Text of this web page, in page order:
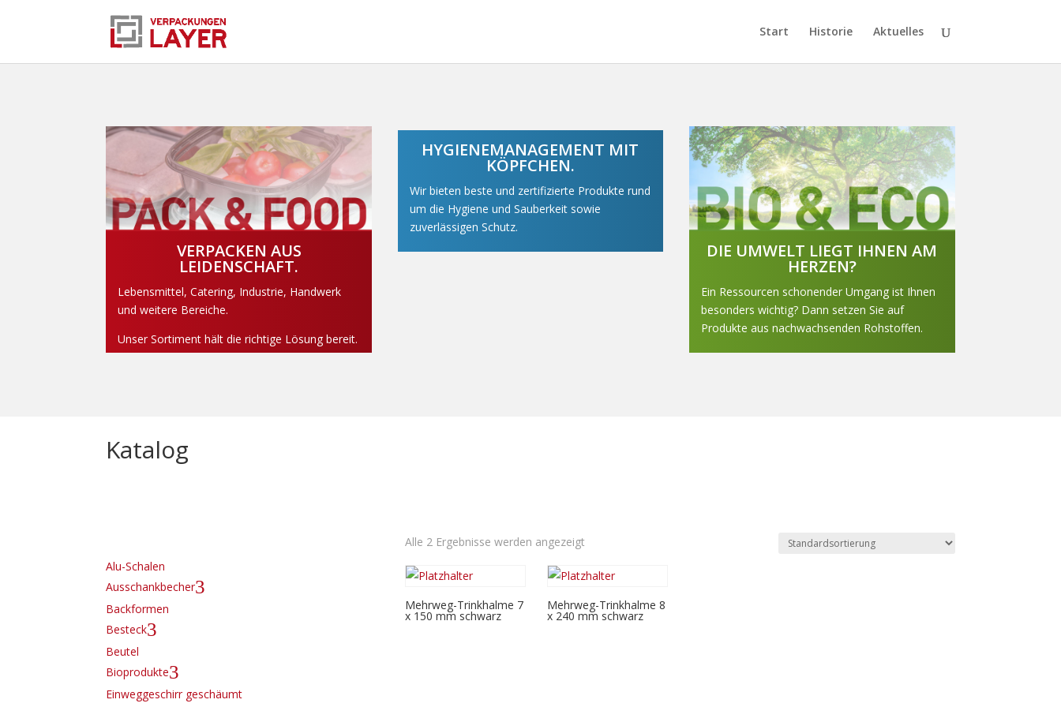
Start Historie Aktuelles
VERPACKEN AUS
LEIDENSCHAFT.
Lebensmittel, Catering, Industrie, Handwerk
und weitere Bereiche.
Unser Sortiment hält die richtige Lösung bereit.
HYGIENEMANAGEMENT MIT
KÖPFCHEN.
Wir bieten beste und zertifizierte Produkte rund
um die Hygiene und Sauberkeit sowie
zuverlässigen Schutz.
DIE UMWELT LIEGT IHNEN AM
HERZEN?
Ein Ressourcen schonender Umgang ist Ihnen
besonders wichtig? Dann setzen Sie auf
Produkte aus nachwachsenden Rohstoffen.
Katalog
Alu-Schalen
Ausschankbecher3
Backformen
Besteck3
Beutel
Bioprodukte3
Einweggeschirr geschäumt
Alle 2 Ergebnisse werden angezeigt
Mehrweg-Trinkhalme 7
x 150 mm schwarz
Mehrweg-Trinkhalme 8
x 240 mm schwarz